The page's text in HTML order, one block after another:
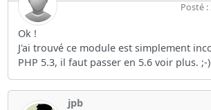
Posté :
Ok !
J'ai trouvé ce module est simplement
PHP 5.3, il faut passer en 5.6 voir plus. ;-)
jpb